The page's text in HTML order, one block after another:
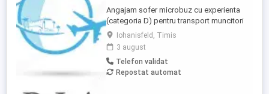
Angajam sofer microbuz cu experienta
(categoria D) pentru transport muncitori
din zona Iohanisfeld (Ionel), jud. Timis, in
regim de curse regulate, conventie
transport angajati. Domiciliu in Iohanisfeld
(Ionel) sau imprejurimi. Salariu negociabil.
Mai multe informatii se pot obtine
Iohanisfeld, Timis
3 august
Telefon validat
Repostat automat